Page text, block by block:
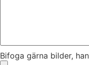
Bifoga gärna bilder,